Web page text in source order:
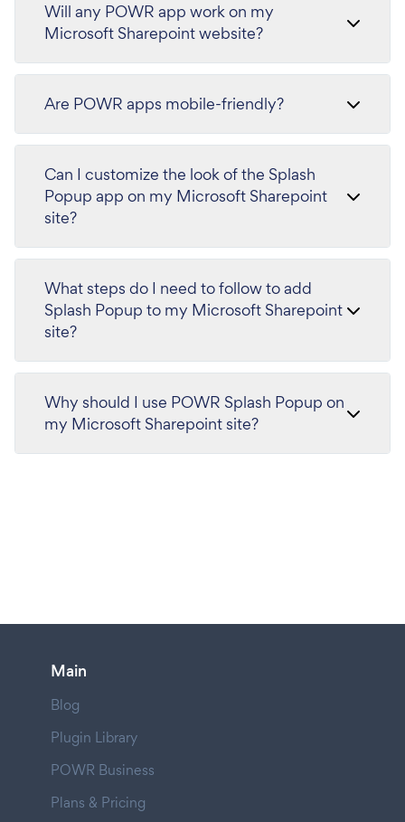
Will any POWR app work on my
Microsoft Sharepoint website?
Are POWR apps mobile-friendly?
Can I customize the look of the Splash
Popup app on my Microsoft Sharepoint
site?
What steps do I need to follow to add
Splash Popup to my Microsoft Sharepoint
site?
Why should I use POWR Splash Popup on
my Microsoft Sharepoint site?
Main
Blog
Plugin Library
POWR Business
Plans & Pricing